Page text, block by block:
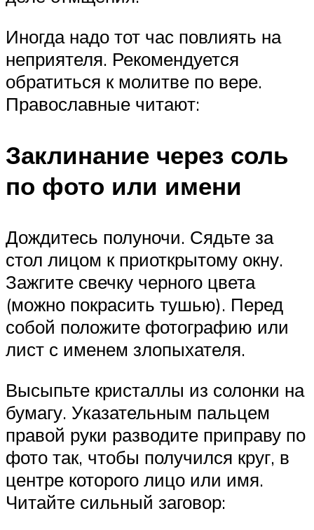
Иногда надо тот час повлиять на
неприятеля. Рекомендуется
обратиться к молитве по вере.
Православные читают:
Заклинание через соль
по фото или имени
Дождитесь полуночи. Сядьте за
стол лицом к приоткрытому окну.
Зажгите свечку черного цвета
(можно покрасить тушью). Перед
собой положите фотографию или
лист с именем злопыхателя.
Высыпьте кристаллы из солонки на
бумагу. Указательным пальцем
правой руки разводите приправу по
фото так, чтобы получился круг, в
центре которого лицо или имя.
Читайте сильный заговор: